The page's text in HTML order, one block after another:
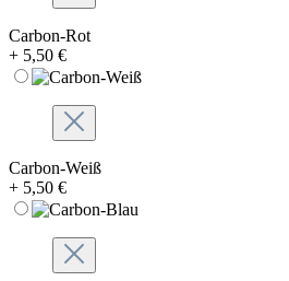
Carbon-Rot
+ 5,50 €
Carbon-Weiß
+ 5,50 €